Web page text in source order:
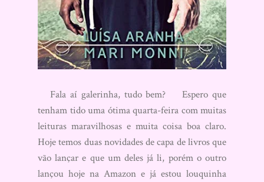
Fala aí galerinha, tudo bem? Espero que
tenham tido uma ótima quarta-feira com muitas
leituras maravilhosas e muita coisa boa claro.
Hoje temos duas novidades de capa de livros que
vão lançar e que um deles já li, porém o outro
lançou hoje na Amazon e já estou louquinha